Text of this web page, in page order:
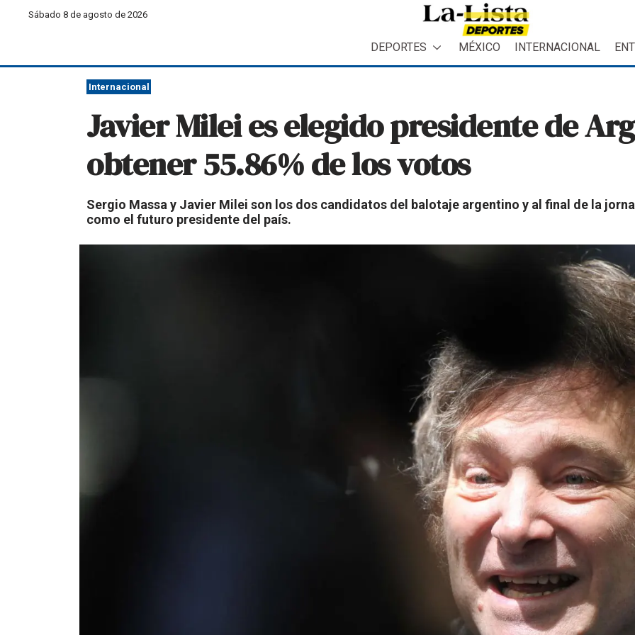
Sábado 8 de agosto de 2026
DEPORTES MÉXICO INTERNACIONAL
Internacional
Javier Milei es elegido presidente de
obtener 55.86% de los votos
Sergio Massa y Javier Milei son los dos candidatos del balotaje argentino y al final de la
como el futuro presidente del país.